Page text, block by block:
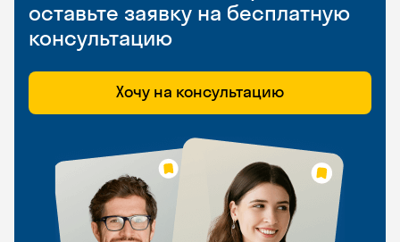
оставьте заявку на бесплатную
консультацию
Хочу на консультацию